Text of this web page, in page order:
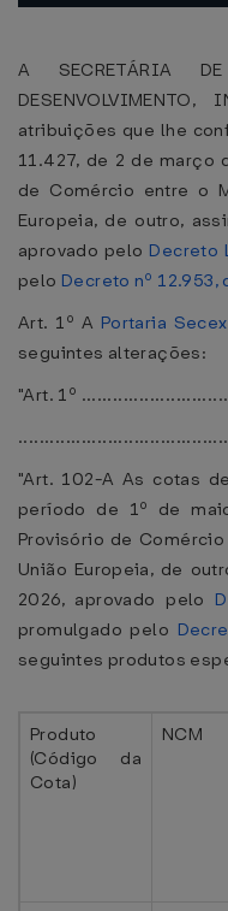
A SECRETÁRIA
atribuições que lhe
11.427, de 2 de março
de Comércio entre o
Europeia, de outro,
aprovado pelo Decreto
pelo Decreto nº
Art. 1º A Portaria
seguintes alterações:
"Art. 1º
"Art. 102-A As cotas
período de 1º de
Provisório de
União Europeia, de
2026, aprovado pelo
promulgado pelo
seguintes produtos
Produto
(Código da
Cota)
NCM